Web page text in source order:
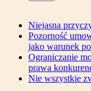
Niejasna
Pozorność
jako warunek
Ograniczanie
prawa
Nie wszystkie